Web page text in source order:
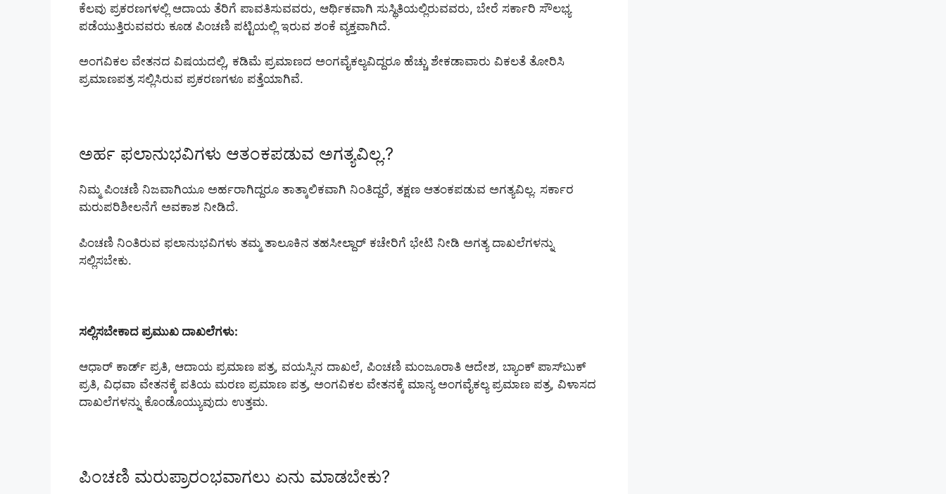
ಕೆಲವು ಪ್ರಕರಣಗಳಲ್ಲಿ ಆದಾಯ ತೆರಿಗೆ ಪಾವತಿಸುವವರು, ಆರ್ಥಿಕವಾಗಿ ಸುಸ್ಥಿತಿಯಲ್ಲಿರುವವರು, ಬೇರೆ ಸರ್ಕಾರಿ ಸೌಲಭ್ಯ
ಪಡೆಯುತ್ತಿರುವವರು ಕೂಡ ಪಿಂಚಣಿ ಪಟ್ಟಿಯಲ್ಲಿ ಇರುವ ಶಂಕೆ ವ್ಯಕ್ತವಾಗಿದೆ.
ಅಂಗವಿಕಲ ವೇತನದ ವಿಷಯದಲ್ಲಿ, ಕಡಿಮೆ ಪ್ರಮಾಣದ ಅಂಗವೈಕಲ್ಯವಿದ್ದರೂ ಹೆಚ್ಚು ಶೇಕಡಾವಾರು ವಿಕಲತೆ ತೋರಿಸಿ
ಪ್ರಮಾಣಪತ್ರ ಸಲ್ಲಿಸಿರುವ ಪ್ರಕರಣಗಳೂ ಪತ್ತೆಯಾಗಿವೆ.
ಅರ್ಹ ಫಲಾನುಭವಿಗಳು ಆತಂಕಪಡುವ ಅಗತ್ಯವಿಲ್ಲ.?
ನಿಮ್ಮ ಪಿಂಚಣಿ ನಿಜವಾಗಿಯೂ ಅರ್ಹರಾಗಿದ್ದರೂ ತಾತ್ಕಾಲಿಕವಾಗಿ ನಿಂತಿದ್ದರೆ, ತಕ್ಷಣ ಆತಂಕಪಡುವ ಅಗತ್ಯವಿಲ್ಲ. ಸರ್ಕಾರ
ಮರುಪರಿಶೀಲನೆಗೆ ಅವಕಾಶ ನೀಡಿದೆ.
ಪಿಂಚಣಿ ನಿಂತಿರುವ ಫಲಾನುಭವಿಗಳು ತಮ್ಮ ತಾಲೂಕಿನ ತಹಸೀಲ್ದಾರ್ ಕಚೇರಿಗೆ ಭೇಟಿ ನೀಡಿ ಅಗತ್ಯ ದಾಖಲೆಗಳನ್ನು
ಸಲ್ಲಿಸಬೇಕು.
ಸಲ್ಲಿಸಬೇಕಾದ ಪ್ರಮುಖ ದಾಖಲೆಗಳು:
ಆಧಾರ್ ಕಾರ್ಡ್ ಪ್ರತಿ, ಆದಾಯ ಪ್ರಮಾಣ ಪತ್ರ, ವಯಸ್ಸಿನ ದಾಖಲೆ, ಪಿಂಚಣಿ ಮಂಜೂರಾತಿ ಆದೇಶ, ಬ್ಯಾಂಕ್ ಪಾಸ್‌ಬುಕ್
ಪ್ರತಿ, ವಿಧವಾ ವೇತನಕ್ಕೆ ಪತಿಯ ಮರಣ ಪ್ರಮಾಣ ಪತ್ರ, ಅಂಗವಿಕಲ ವೇತನಕ್ಕೆ ಮಾನ್ಯ ಅಂಗವೈಕಲ್ಯ ಪ್ರಮಾಣ ಪತ್ರ, ವಿಳಾಸದ
ದಾಖಲೆಗಳನ್ನು ಕೊಂಡೊಯ್ಯುವುದು ಉತ್ತಮ.
ಪಿಂಚಣಿ ಮರುಪ್ರಾರಂಭವಾಗಲು ಏನು ಮಾಡಬೇಕು?